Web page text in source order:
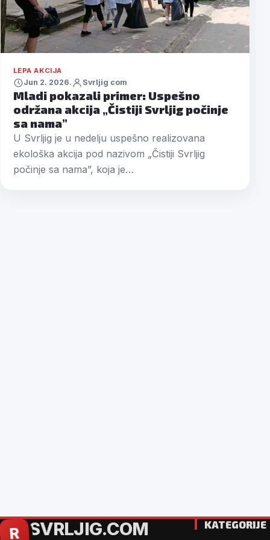
LEPA AKCIJA
Jun 2. 2026. Svrljig com
Mladi pokazali primer: Uspešno
održana akcija „Čistiji Svrljig počinje
sa nama”
U Svrljig je u nedelju uspešno realizovana
ekološka akcija pod nazivom „Čistiji Svrljig
počinje sa nama”, koja je…
R SVRLJIG.COM KATEGORIJE